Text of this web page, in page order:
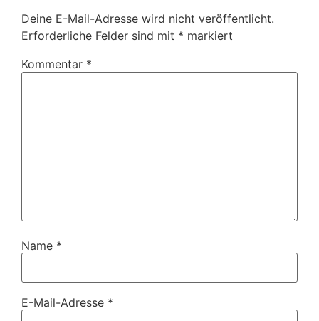
Deine E-Mail-Adresse wird nicht veröffentlicht.
Erforderliche Felder sind mit * markiert
Kommentar *
Name *
E-Mail-Adresse *